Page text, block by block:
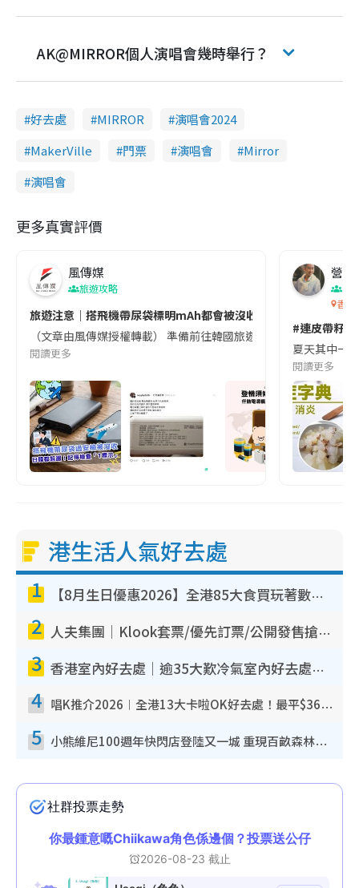
AK@MIRROR個人演唱會幾時舉行？
好去處 MIRROR
演唱會2024
MakerVille
門票 演唱會
Mirror
演唱會
更多真實評價
風傳媒
旅遊攻略
旅遊注意｜搭飛機帶尿袋標明mAh都會被沒收😱出發前切記檢查
（文章由風傳媒授權轉載） 準備前往韓國旅遊的民眾，近期要
閱讀更多
營養
香港
#連皮帶籽
夏天其中一
閱讀更多
港生活人氣好去處
1 【8月生日優惠2026】全港85大食買玩著數攻略 自助餐/火鍋放題同行免費＋誠品/DONKI送現金券
2 人夫集團｜Klook套票/優先訂票/公開發售搶飛攻略！附票價.購票連結.場地座位表
3 香港室內好去處｜逾35大歎冷氣室內好去處推介 室內活動免費避雨無懼落雨
4 唱K推介2026︱全港13大卡啦OK好去處！最平$36起 日文K都有！(附地址+收費詳情)
5 小熊維尼100週年快閃店登陸又一城 重現百畝森林經典場景／獨家限定盲盒登場／專屬DIY香水